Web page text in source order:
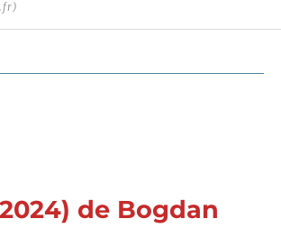
de Bogdan